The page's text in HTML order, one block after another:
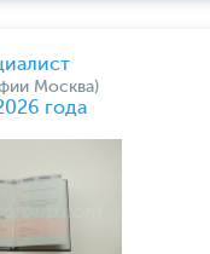
Москва)
года